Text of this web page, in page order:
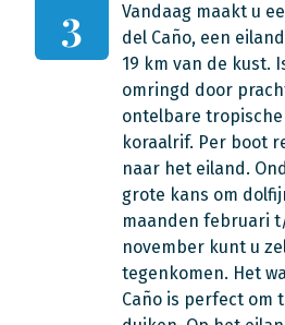
3
Vandaag maakt u
del Caño, een
19 km van de kust.
omringd door
ontelbare
koraalrif. Per boot
naar het eiland.
grote kans om
maanden februari
november kunt u
tegenkomen. Het
Caño is perfect om